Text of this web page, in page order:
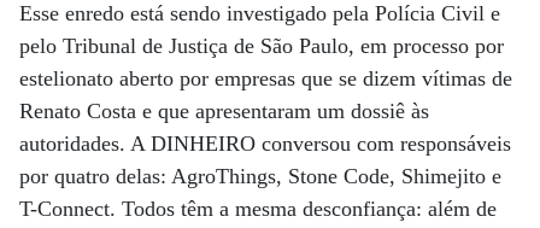
Esse enredo está sendo investigado pela Polícia Civil e
pelo Tribunal de Justiça de São Paulo, em processo por
estelionato aberto por empresas que se dizem vítimas de
Renato Costa e que apresentaram um dossiê às
autoridades. A DINHEIRO conversou com responsáveis
por quatro delas: AgroThings, Stone Code, Shimejito e
T-Connect. Todos têm a mesma desconfiança: além de